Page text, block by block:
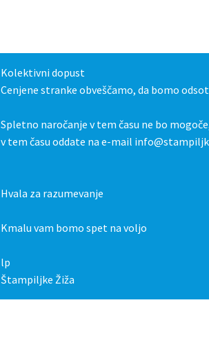
Kolektivni dopust
Cenjene stranke obveščamo, da bomo
Spletno naročanje v tem času ne bo
v tem času oddate na e-mail
Hvala za razumevanje
Kmalu vam bomo spet na voljo
lp
Štampiljke Žiža